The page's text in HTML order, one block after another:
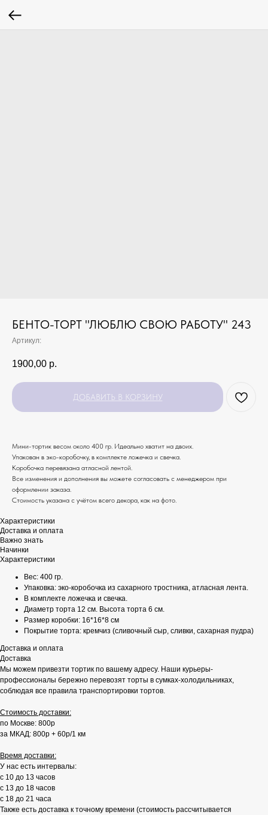
БЕНТО-ТОРТ "ЛЮБЛЮ СВОЮ РАБОТУ" 243
Артикул:
1900,00 р.
ДОБАВИТЬ В КОРЗИНУ
Мини-тортик весом около 400 гр. Идеально хватит на двоих.
Упакован в эко-коробочку, в комплекте ложечка и свечка.
Коробочка перевязана атласной лентой.
Все изменения и дополнения вы можете согласовать с менеджером при
оформлении заказа.
Стоимость указана с учётом всего декора, как на фото.
Характеристики
Доставка и оплата
Важно знать
Начинки
Характеристики
Вес: 400 гр.
Упаковка: эко-коробочка из сахарного тростника, атласная лента.
В комплекте ложечка и свечка.
Диаметр торта 12 см. Высота торта 6 см.
Размер коробки: 16*16*8 см
Покрытие торта: кремчиз (сливочный сыр, сливки, сахарная пудра)
Доставка и оплата
Доставка
Мы можем привезти тортик по вашему адресу. Наши курьеры-
профессионалы бережно перевозят торты в сумках-холодильниках,
соблюдая все правила транспортировки тортов.
Стоимость доставки:
по Москве: 800р
за МКАД: 800р + 60р/1 км
Время доставки:
У нас есть интервалы:
с 10 до 13 часов
с 13 до 18 часов
с 18 до 21 часа
Также есть доставка к точному времени (стоимость рассчитывается